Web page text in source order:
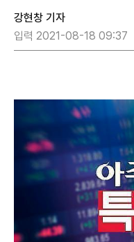
강현창 기자
입력 2021-08-18 09:37